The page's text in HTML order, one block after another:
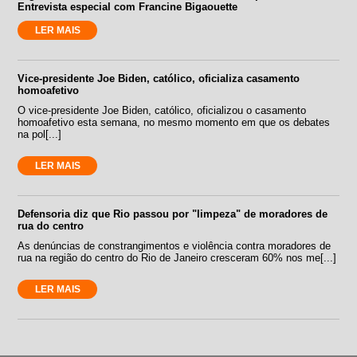
Entrevista especial com Francine Bigaouette
LER MAIS
Vice-presidente Joe Biden, católico, oficializa casamento
homoafetivo
O vice-presidente Joe Biden, católico, oficializou o casamento
homoafetivo esta semana, no mesmo momento em que os debates
na pol[...]
LER MAIS
Defensoria diz que Rio passou por "limpeza" de moradores de
rua do centro
As denúncias de constrangimentos e violência contra moradores de
rua na região do centro do Rio de Janeiro cresceram 60% nos me[...]
LER MAIS